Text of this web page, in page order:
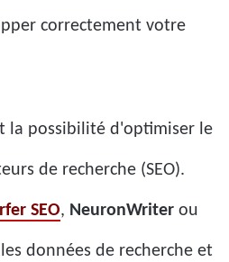
correctement votre
la possibilité d'optimiser le
de recherche (SEO).
SEO, NeuronWriter ou
données de recherche et